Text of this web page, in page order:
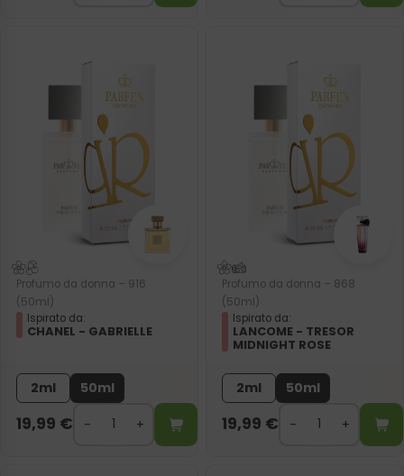
Profumo da donna – 916
(50ml)
Ispirato da:
CHANEL - GABRIELLE
2ml 50ml
19,99 €
Profumo da donna – 868
(50ml)
Ispirato da:
LANCOME - TRESOR
MIDNIGHT ROSE
2ml 50ml
19,99 €